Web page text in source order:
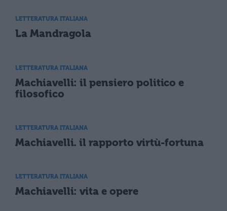
LETTERATURA ITALIANA
La Mandragola
LETTERATURA ITALIANA
Machiavelli: il pensiero politico e
filosofico
LETTERATURA ITALIANA
Machiavelli. il rapporto virtù-fortuna
LETTERATURA ITALIANA
Machiavelli: vita e opere